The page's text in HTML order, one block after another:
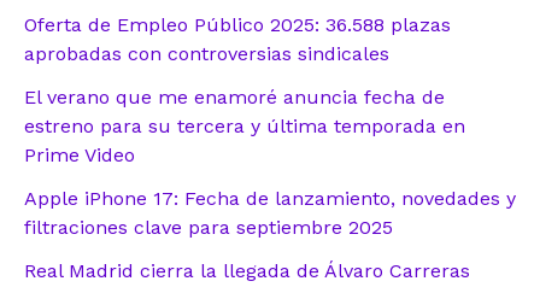
Oferta de Empleo Público 2025: 36.588 plazas
aprobadas con controversias sindicales
El verano que me enamoré anuncia fecha de
estreno para su tercera y última temporada en
Prime Video
Apple iPhone 17: Fecha de lanzamiento, novedades y
filtraciones clave para septiembre 2025
Real Madrid cierra la llegada de Álvaro Carreras